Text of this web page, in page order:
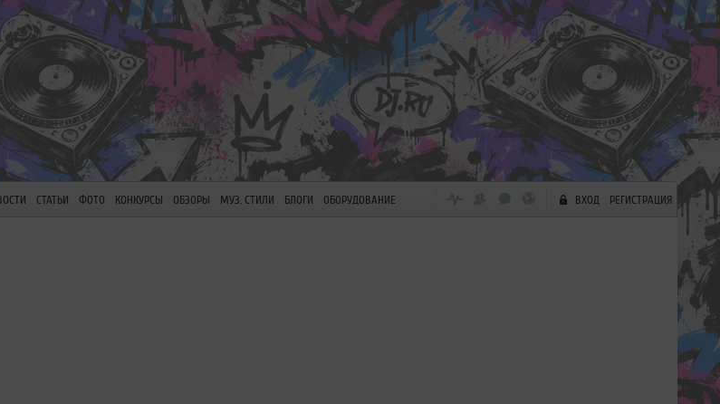
СТАТЬИ ФОТО КОНКУРСЫ ОБЗОРЫ МУЗ. СТИЛИ БЛОГИ ОБОРУДОВАНИЕ ВХОД РЕГИСТРАЦИЯ